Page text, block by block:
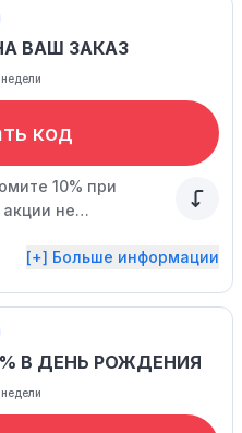
ВАШ ЗАКАЗ
код
10% при
не
ограничено.
[+] Больше информации
В ДЕНЬ РОЖДЕНИЯ